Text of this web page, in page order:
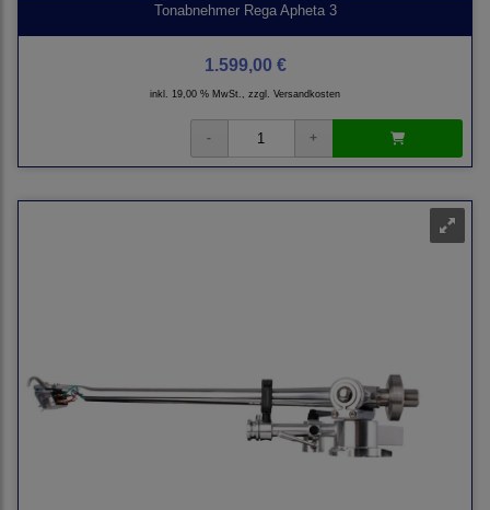
Tonabnehmer Rega Apheta 3
1.599,00 €
inkl. 19,00 % MwSt., zzgl. Versandkosten